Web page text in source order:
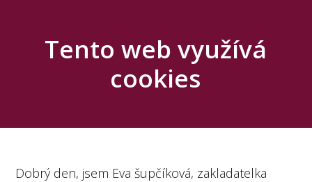
Tento web využívá
cookies
Dobrý den, jsem Eva šupčíková, zakladatelka